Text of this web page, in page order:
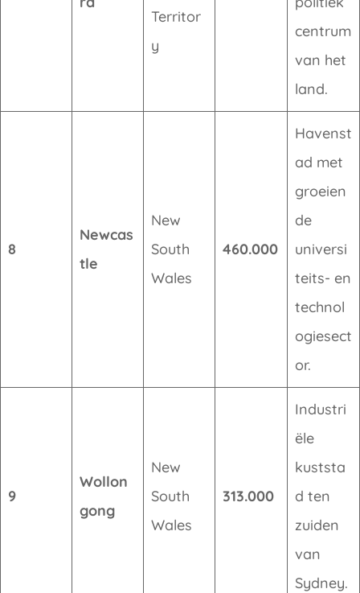
Territor
y
centrum
van het
land.
8
Newcas
tle
New
South
Wales
460.000
Havenst
ad met
groeien
de
universi
teits- en
technol
ogiesect
or.
9
Wollon
gong
New
South
Wales
313.000
Industri
ële
kuststa
d ten
zuiden
van
Sydney.